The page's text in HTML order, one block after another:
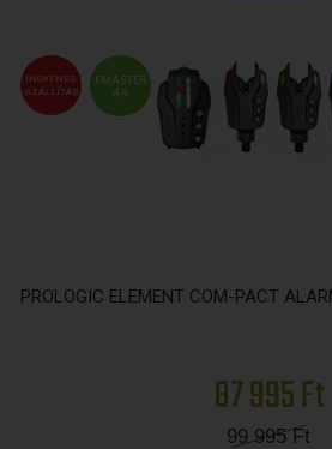
FMASTER
ÁR
INGYENES
SZÁLLÍTÁS
PROLOGIC ELEMENT COM-PACT
87 995 Ft
99 995Ft